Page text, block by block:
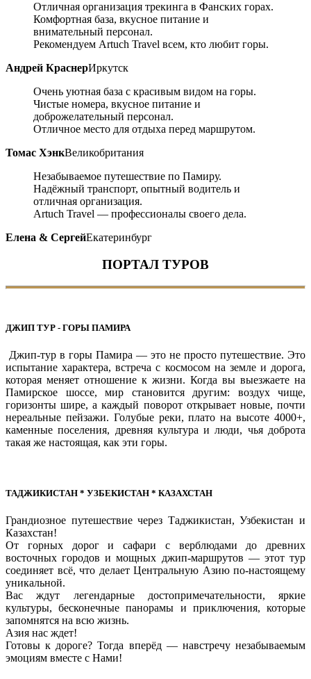
Отличная организация трекинга в Фанских горах.
Комфортная база, вкусное питание и
внимательный персонал.
Рекомендуем Artuch Travel всем, кто любит горы.
Андрей КраснерИркутск
Очень уютная база с красивым видом на горы.
Чистые номера, вкусное питание и
доброжелательный персонал.
Отличное место для отдыха перед маршрутом.
Томас ХэнкВеликобритания
Незабываемое путешествие по Памиру.
Надёжный транспорт, опытный водитель и
отличная организация.
Artuch Travel — профессионалы своего дела.
Елена & СергейЕкатеринбург
ПОРТАЛ ТУРОВ
ДЖИП ТУР - ГОРЫ ПАМИРА
Джип-тур в горы Памира — это не просто путешествие. Это
испытание характера, встреча с космосом на земле и дорога,
которая меняет отношение к жизни. Когда вы выезжаете на
Памирское шоссе, мир становится другим: воздух чище,
горизонты шире, а каждый поворот открывает новые, почти
нереальные пейзажи. Голубые реки, плато на высоте 4000+,
каменные поселения, древняя культура и люди, чья доброта
такая же настоящая, как эти горы.
ТАДЖИКИСТАН * УЗБЕКИСТАН * КАЗАХСТАН
Грандиозное путешествие через Таджикистан, Узбекистан и
Казахстан!
От горных дорог и сафари с верблюдами до древних
восточных городов и мощных джип-маршрутов — этот тур
соединяет всё, что делает Центральную Азию по-настоящему
уникальной.
Вас ждут легендарные достопримечательности, яркие
культуры, бесконечные панорамы и приключения, которые
запомнятся на всю жизнь.
Азия нас ждет!
Готовы к дороге? Тогда вперёд — навстречу незабываемым
эмоциям вместе с Нами!